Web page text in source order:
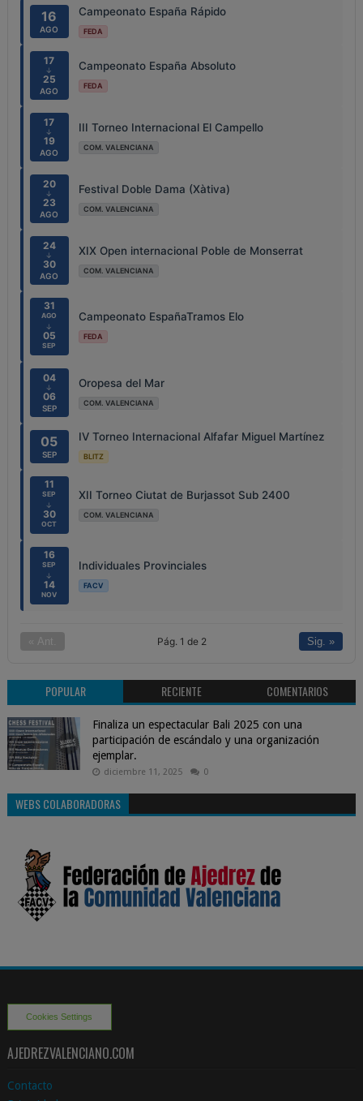
16
AGO
Campeonato España Rápido
FEDA
17
↓
25
AGO
Campeonato España Absoluto
FEDA
17
↓
19
AGO
III Torneo Internacional El Campello
COM. VALENCIANA
20
↓
23
AGO
Festival Doble Dama (Xàtiva)
COM. VALENCIANA
24
↓
30
AGO
XIX Open internacional Poble de Monserrat
COM. VALENCIANA
31
AGO
↓
05
SEP
Campeonato EspañaTramos Elo
FEDA
04
↓
06
SEP
Oropesa del Mar
COM. VALENCIANA
05
SEP
IV Torneo Internacional Alfafar Miguel Martínez
BLITZ
11
SEP
↓
30
OCT
XII Torneo Ciutat de Burjassot Sub 2400
COM. VALENCIANA
16
SEP
↓
14
NOV
Individuales Provinciales
FACV
« Ant. Pág. 1 de 2 Sig. »
POPULAR RECIENTE COMENTARIOS
Finaliza un espectacular Bali 2025 con una
participación de escándalo y una organización
ejemplar.
diciembre 11, 2025 0
WEBS COLABORADORAS
Cookies Settings
AJEDREZVALENCIANO.COM
Contacto